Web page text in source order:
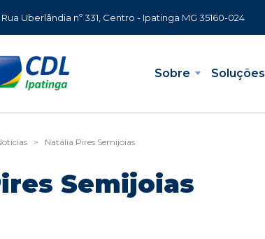
Rua Uberlândia nº 331, Centro - Ipatinga MG 35160-024
Sobre Soluções
> Natália Pires Semijoias
Semijoias